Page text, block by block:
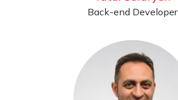
Back-end Developer